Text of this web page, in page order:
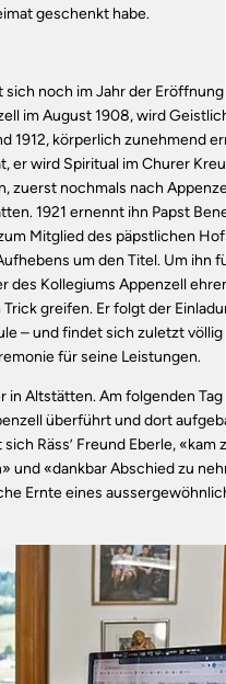
geschenkt habe.
noch im Jahr der
im August 1908, wird
1912, körperlich zunehmend
er wird Spiritual im Churer
zuerst nochmals nach
1921 ernennt ihn Papst
Mitglied des päpstlichen
um den Titel. Um ihn
des Kollegiums Appenzell
greifen. Er folgt der
– und findet sich zuletzt völlig
für seine Leistungen.
in Altstätten. Am folgenden
überführt und dort
Räss’ Freund Eberle, «kam
und «dankbar Abschied zu
Ernte eines